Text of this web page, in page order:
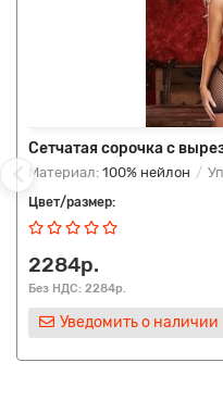
Сетчатая сорочка с
Материал: 100% нейлон
Цвет/размер:
2284р.
Без НДС: 2284р.
Уведомить о наличии